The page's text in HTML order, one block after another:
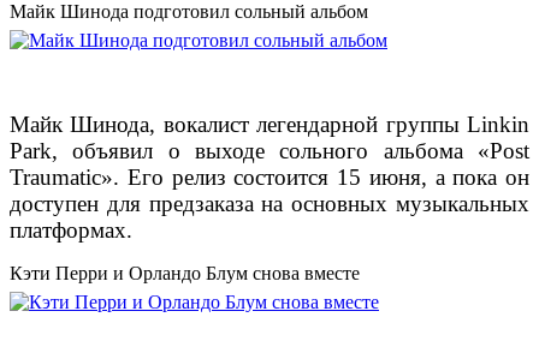
Майк Шинода подготовил сольный альбом
Майк Шинода, вокалист легендарной группы Linkin
Park, объявил о выходе сольного альбома «Post
Traumatic». Его релиз состоится 15 июня, а пока он
доступен для предзаказа на основных музыкальных
платформах.
Кэти Перри и Орландо Блум снова вместе